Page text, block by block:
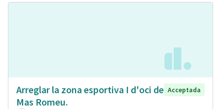
Arreglar la zona esportiva I d'oci de
Mas Romeu.
Acceptada